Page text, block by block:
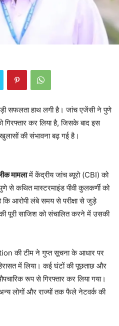
सफलता हाथ लगी है। जांच एजेंसी ने पुणे
गिरफ्तार कर लिया है, जिसके बाद इस
खुलासों की संभावना बढ़ गई है।
मामलामें केंद्रीय जांच ब्यूरो (CBI) को
से कथित मास्टरमाइंड पीवी कुलकर्णी को
कि आरोपी लंबे समय से परीक्षा से जुड़े
पूरी साजिश को संचालित करने में उसकी
की टीम ने गुप्त सूचना के आधार पर
में लिया। कई घंटों की पूछताछ और
रूप से गिरफ्तार कर लिया गया।
लोगों और राज्यों तक फैले नेटवर्क की